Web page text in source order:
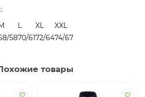
L XL
XXL
5870/6172/6474/67
товары